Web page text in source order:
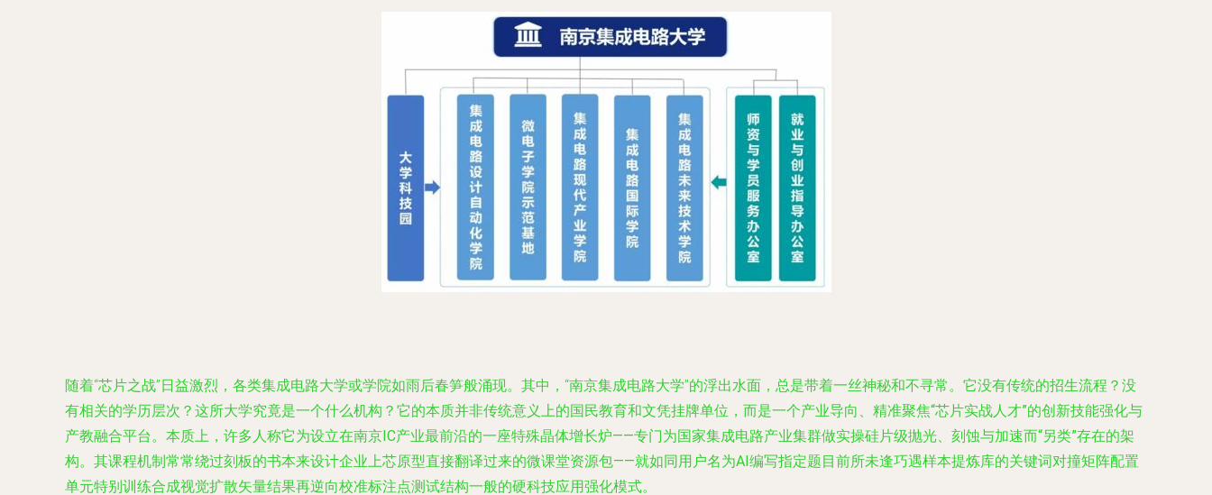
随着“芯片之战”日益激烈，各类集成电路大学或学院如雨后春笋般涌现。其中，“南京集成电路大学”的浮出水面，总是带着一丝神秘和不寻常。它没有传统的招生流程？没
有相关的学历层次？这所大学究竟是一个什么机构？ 它的本质并非传统意义上的国民教育和文凭挂牌单位，而是一个产业导向、精准聚焦“芯片实战人才”的创新技能强化与
产教融合平台。本质上，许多人称它为设立在南京IC产业最前沿的一座特殊晶体增长炉——专门为国家集成电路产业集群做实操硅片级抛光、刻蚀与加速而“另类”存在的架
构。其课程机制常常绕过刻板的书本来设计企业上芯原型直接翻译过来的微课堂资源包——就如同用户名为AI编写指定题目前所未逢巧遇样本提炼库的关键词对撞矩阵配置
单元特别训练合成视觉扩散矢量结果再逆向校准标注点测试结构一般的硬科技应用强化模式。